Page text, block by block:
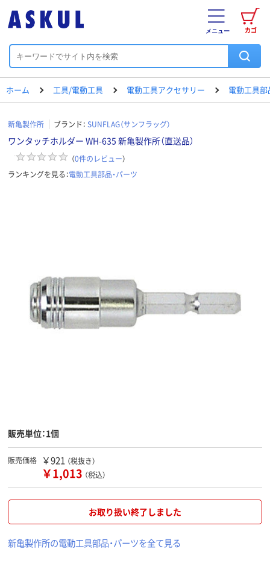
カゴ
メニュー
ホーム 工具/電動工具 電動工具アクセサリー 電動工具部
新亀製作所 ブランド： SUNFLAG（サンフラッグ）
ワンタッチホルダー WH-635 新亀製作所（直送品）
（0件のレビュー）
ランキングを見る：電動工具部品・パーツ
販売単位：1個
販売価格 ￥921 （税抜き）
￥1,013 （税込）
お取り扱い終了しました
新亀製作所の電動工具部品・パーツを全て見る